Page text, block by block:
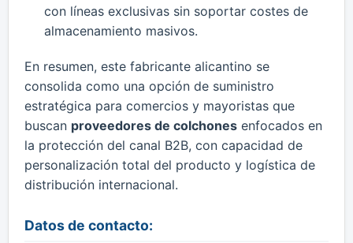
con líneas exclusivas sin soportar costes de
almacenamiento masivos.
​En resumen, este fabricante alicantino se
consolida como una opción de suministro
estratégica para comercios y mayoristas que
buscan proveedores de colchones enfocados en
la protección del canal B2B, con capacidad de
personalización total del producto y logística de
distribución internacional.
Datos de contacto: